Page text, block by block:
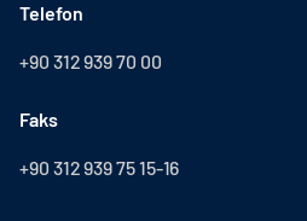
Telefon
+90 312 939 70 00
Faks
+90 312 939 75 15-16